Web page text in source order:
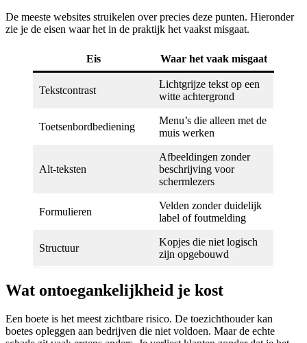
De meeste websites struikelen over precies deze punten. Hieronder
zie je de eisen waar het in de praktijk het vaakst misgaat.
Eis Waar het vaak misgaat
Tekstcontrast
Lichtgrijze tekst op een
witte achtergrond
Toetsenbordbediening
Menu’s die alleen met de
muis werken
Alt-teksten
Afbeeldingen zonder
beschrijving voor
schermlezers
Formulieren
Velden zonder duidelijk
label of foutmelding
Structuur
Kopjes die niet logisch
zijn opgebouwd
Wat ontoegankelijkheid je kost
Een boete is het meest zichtbare risico. De toezichthouder kan
boetes opleggen aan bedrijven die niet voldoen. Maar de echte